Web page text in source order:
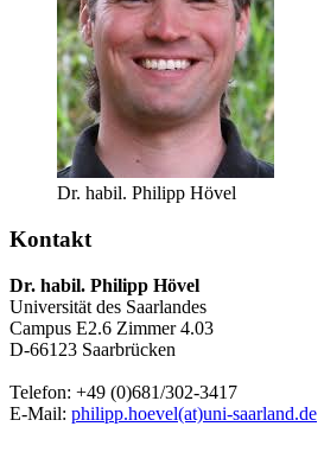
Dr. habil. Philipp Hövel
Kontakt
Dr. habil. Philipp Hövel
Universität des Saarlandes
Campus E2.6 Zimmer 4.03
D-66123 Saarbrücken
Telefon: +49 (0)681/302-3417
E-Mail: philipp.hoevel(at)uni-saarland.de